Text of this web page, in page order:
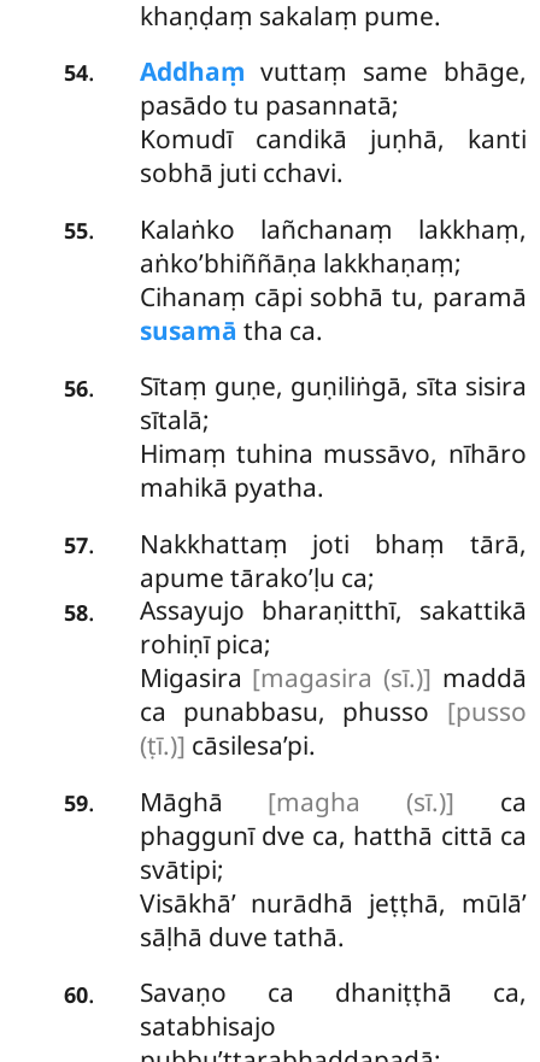
khaṇḍaṃ sakalaṃ pume.
54. Addhaṃ vuttaṃ same bhāge,
pasādo tu pasannatā;
Komudī candikā juṇhā, kanti
sobhā juti cchavi.
55.
Kalaṅko lañchanaṃ lakkhaṃ,
aṅko’bhiññāṇa lakkhaṇaṃ;
Cihanaṃ cāpi sobhā tu, paramā
susamā tha ca.
56.
Sītaṃ guṇe, guṇiliṅgā, sīta sisira
sītalā;
Himaṃ tuhina mussāvo, nīhāro
mahikā pyatha.
57.
Nakkhattaṃ joti bhaṃ tārā,
apume tārako’ḷu ca;
58.
Assayujo bharaṇitthī, sakattikā
rohiṇī pica;
Migasira [magasira (sī.)] maddā
ca punabbasu, phusso [pusso
(ṭī.)] cāsilesa’pi.
59. Māghā [magha (sī.)] ca
phaggunī dve ca, hatthā cittā ca
svātipi;
Visākhā’ nurādhā jeṭṭhā, mūlā’
sāḷhā duve tathā.
60. Savaṇo ca dhaniṭṭhā ca,
satabhisajo